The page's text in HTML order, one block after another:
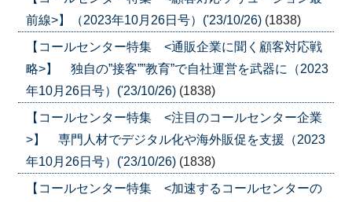
前線>】（2023年10月26日号）('23/10/26) (1838)
【コールセンター特集 <通販企業に聞く顧客対応戦
略>】 独自の”接客””教育”で自社運営を武器に（2023
年10月26日号）('23/10/26) (1838)
【コールセンター特集 <注目のコールセンター企業
>】 専門人材でデジタル化や海外販促を支援（2023
年10月26日号）('23/10/26) (1838)
【コールセンター特集 <加速するコールセンターの